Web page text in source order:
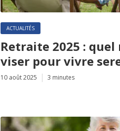
ACTUALITÉS
Retraite 2025 :
viser pour vivre
10 août 2025 3 minutes